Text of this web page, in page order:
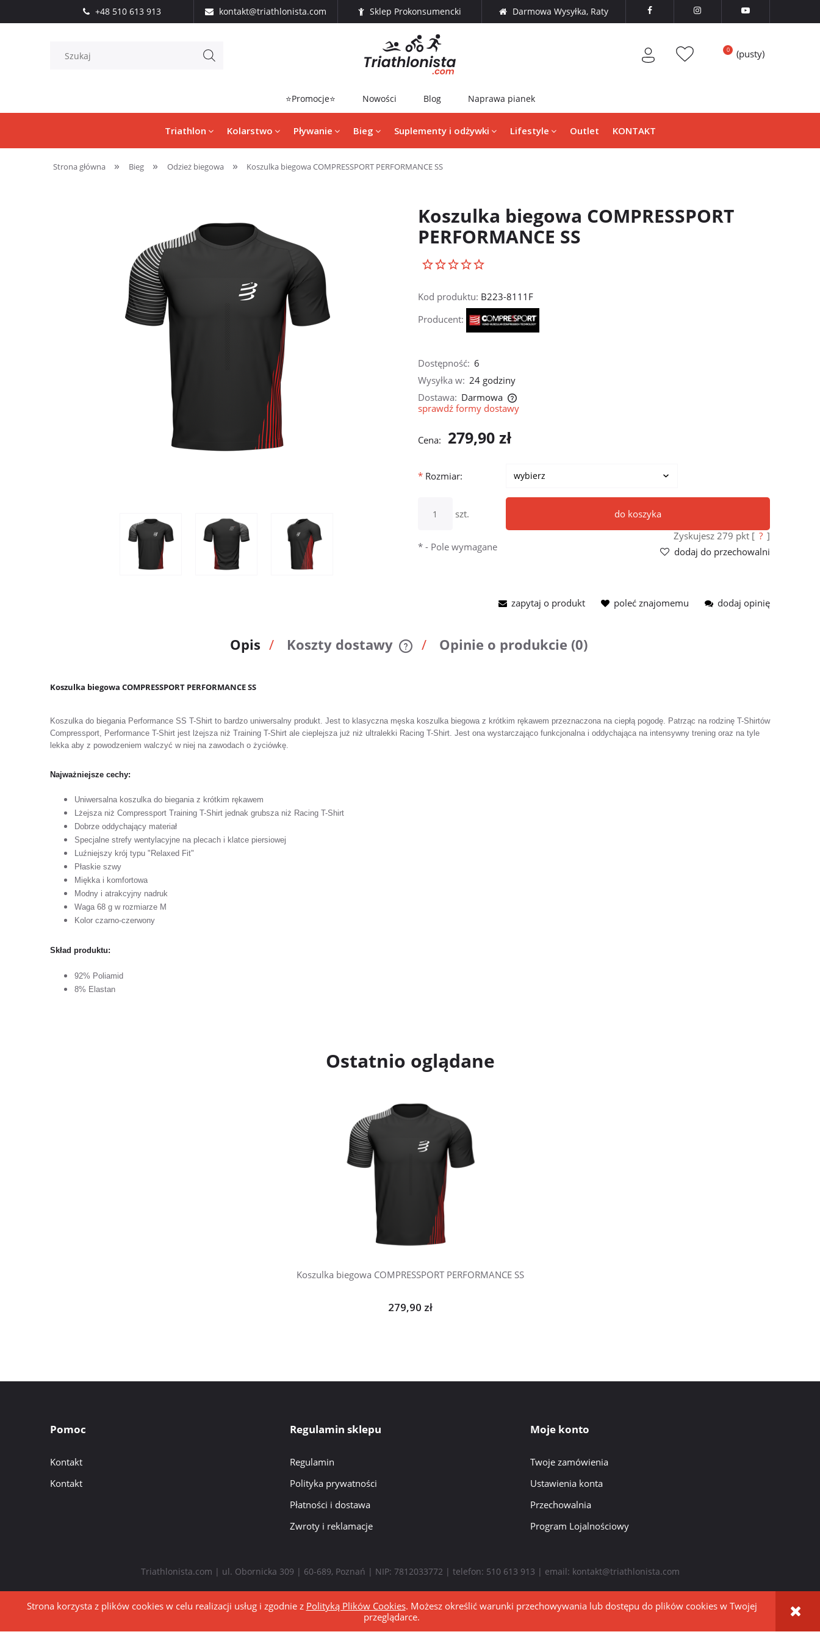
Strona korzysta z plików cookies w celu realizacji usług i zgodnie z Polityką Plików Cookies. Możesz określić warunki przechowywania lub dostępu do plików cookies w Twojej
przeglądarce.
+48 510 613 913 kontakt@triathlonista.com Sklep Prokonsumencki Darmowa Wysyłka, Raty   
(pusty)
⭐Promocje⭐ Nowości Blog Naprawa pianek
Triathlon Kolarstwo Pływanie Bieg Suplementy i odżywki Lifestyle Outlet KONTAKT
Strona główna » Bieg » Odzież biegowa » Koszulka biegowa COMPRESSPORT PERFORMANCE SS
Koszulka biegowa COMPRESSPORT
PERFORMANCE SS
Kod produktu: B223-8111F
Producent:
Dostępność: 6
Wysyłka w: 24 godziny
Dostawa: Darmowa
sprawdź formy dostawy
Cena: 279,90 zł
*Rozmiar:
szt.
do koszyka
Zyskujesz 279 pkt [ ? ]
dodaj do przechowalni
*- Pole wymagane
zapytaj o produkt poleć znajomemu dodaj opinię
Opis Koszty dostawy Opinie o produkcie (0)
Koszulka biegowa COMPRESSPORT PERFORMANCE SS
Koszulka do biegania Performance SS T-Shirt to bardzo uniwersalny produkt. Jest to klasyczna męska koszulka biegowa z krótkim rękawem przeznaczona na ciepłą pogodę. Patrząc na rodzinę T-Shirtów
Compressport, Performance T-Shirt jest lżejsza niż Training T-Shirt ale cieplejsza już niż ultralekki Racing T-Shirt. Jest ona wystarczająco funkcjonalna i oddychająca na intensywny trening oraz na tyle
lekka aby z powodzeniem walczyć w niej na zawodach o życiówkę.
Najważniejsze cechy:
Uniwersalna koszulka do biegania z krótkim rękawem
Lżejsza niż Compressport Training T-Shirt jednak grubsza niż Racing T-Shirt
Dobrze oddychający materiał
Specjalne strefy wentylacyjne na plecach i klatce piersiowej
Luźniejszy krój typu "Relaxed Fit"
Płaskie szwy
Miękka i komfortowa
Modny i atrakcyjny nadruk
Waga 68 g w rozmiarze M
Kolor czarno-czerwony
Skład produktu:
92% Poliamid
8% Elastan
Ostatnio oglądane
Koszulka biegowa COMPRESSPORT PERFORMANCE SS
279,90 zł
Pomoc
Kontakt
Kontakt
Regulamin sklepu
Regulamin
Polityka prywatności
Płatności i dostawa
Zwroty i reklamacje
Moje konto
Twoje zamówienia
Ustawienia konta
Przechowalnia
Program Lojalnościowy
Triathlonista.com | ul. Obornicka 309 | 60-689, Poznań | NIP: 7812033772 | telefon: 510 613 913 | email: kontakt@triathlonista.com
Sklep internetowy Shoper.pl